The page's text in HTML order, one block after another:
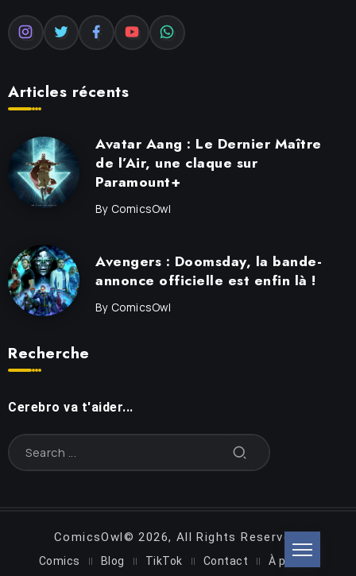
Articles récents
Avatar Aang : Le Dernier Maître
de l’Air, une claque sur
Paramount+
By ComicsOwl
Avengers : Doomsday, la bande-
annonce officielle est enfin là !
By ComicsOwl
Recherche
Cerebro va t'aider...
ComicsOwl© 2026, All Rights Reserved.
Comics Blog TikTok Contact À propos